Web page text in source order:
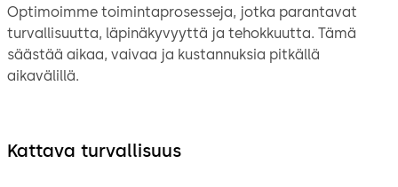
Optimoimme toimintaprosesseja, jotka parantavat
turvallisuutta, läpinäkyvyyttä ja tehokkuutta. Tämä
säästää aikaa, vaivaa ja kustannuksia pitkällä
aikavälillä.
Kattava turvallisuus